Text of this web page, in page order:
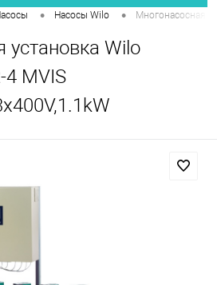
• Насосы Wilo • Многонасосная
установка Wilo
4 MVIS